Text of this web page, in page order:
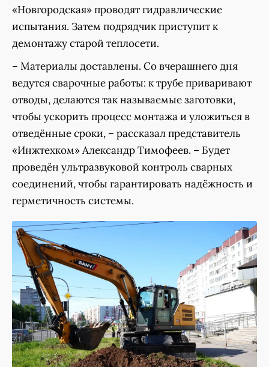
«Новгородская» проводят гидравлические
испытания. Затем подрядчик приступит к
демонтажу старой теплосети.
– Материалы доставлены. Со вчерашнего дня
ведутся сварочные работы: к трубе приваривают
отводы, делаются так называемые заготовки,
чтобы ускорить процесс монтажа и уложиться в
отведённые сроки, – рассказал представитель
«Инжтехком» Александр Тимофеев. – Будет
проведён ультразвуковой контроль сварных
соединений, чтобы гарантировать надёжность и
герметичность системы.